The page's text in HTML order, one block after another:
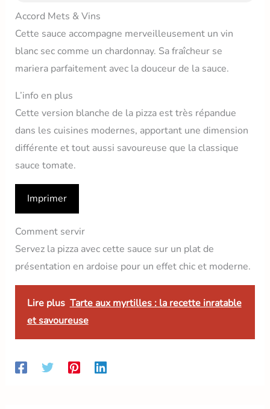
Accord Mets & Vins
Cette sauce accompagne merveilleusement un vin
blanc sec comme un chardonnay. Sa fraîcheur se
mariera parfaitement avec la douceur de la sauce.
L’info en plus
Cette version blanche de la pizza est très répandue
dans les cuisines modernes, apportant une dimension
différente et tout aussi savoureuse que la classique
sauce tomate.
Imprimer
Comment servir
Servez la pizza avec cette sauce sur un plat de
présentation en ardoise pour un effet chic et moderne.
Lire plus Tarte aux myrtilles : la recette inratable
et savoureuse